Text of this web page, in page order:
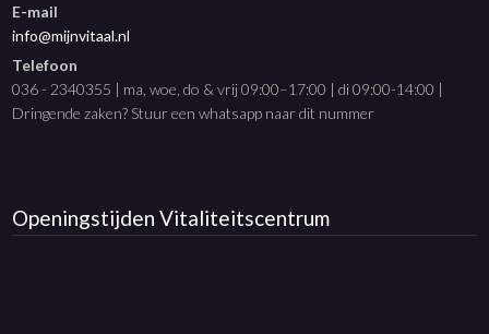
E-mail
info@mijnvitaal.nl
Telefoon
036 - 2340355 | ma, woe, do & vrij 09:00–17:00 | di 09:00-14:00 |
Dringende zaken? Stuur een whatsapp naar dit nummer
OpeningstijdenVitaliteitscentrum